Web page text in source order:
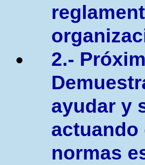
2.-
ayudar y
actuando
normas